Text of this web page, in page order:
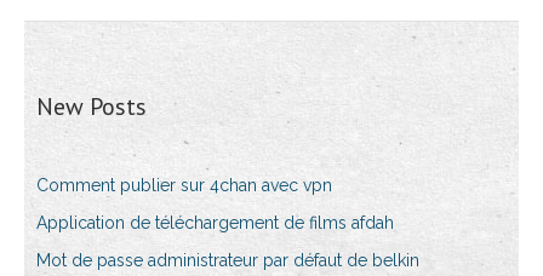
New Posts
Comment publier sur 4chan avec vpn
Application de téléchargement de films afdah
Mot de passe administrateur par défaut de belkin